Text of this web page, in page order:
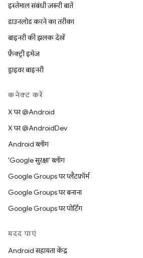
इस्तेमाल संबंधी ज़रूरी बातें
डाउनलोड करने का तरीका
बाइनरी की झलक देखें
फ़ैक्ट्री इमेज
ड्राइवर बाइनरी
कनेक्ट करें
X पर @Android
X पर @AndroidDev
Android ब्लॉग
'Google सुरक्षा' ब्लॉग
Google Groups पर प्लैटफ़ॉर्म
Google Groups पर बनाना
Google Groups पर पोर्टिंग
मदद पाएं
Android सहायता केंद्र